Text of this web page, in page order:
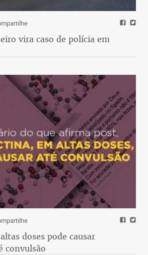
vira caso de polícia em
doses pode causar
convulsão